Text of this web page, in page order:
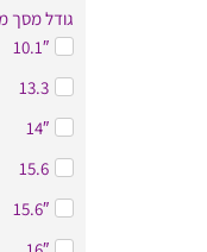
גודל מסך
10.1″
13.3
14″
15.6
15.6″